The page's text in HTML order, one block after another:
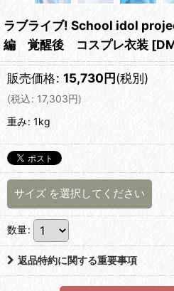
ラブライブ! School idol
編 覚醒後 コスプレ衣装 [
販売価格: 15,730円(税別)
(税込: 17,303円)
重み: 1kg
サイズ を選択してください
数量:
返品特約に関する重要事項